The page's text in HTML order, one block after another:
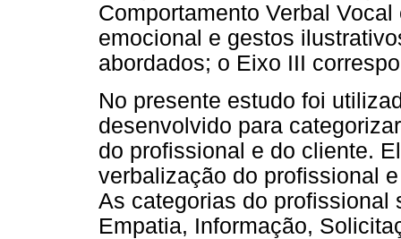
Comportamento Verbal
emocional e gestos
abordados; o Eixo III
No presente estudo foi
desenvolvido para
do profissional e do cliente.
verbalização do profissional
As categorias do profissional
Empatia, Informação,